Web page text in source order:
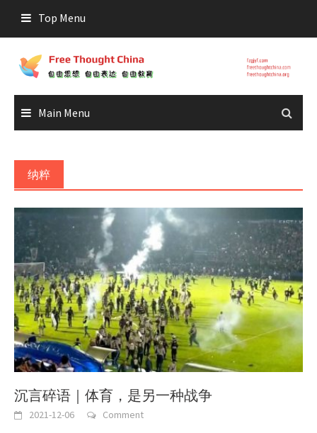
content
Top Menu
Main Menu
纳粹
沉言碎语｜体育，是另一种战争
2021-12-06 Comment